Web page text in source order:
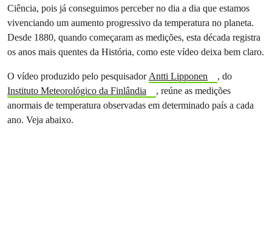
Ciência, pois já conseguimos perceber no dia a dia que estamos
vivenciando um aumento progressivo da temperatura no planeta.
Desde 1880, quando começaram as medições, esta década registra
os anos mais quentes da História, como este vídeo deixa bem claro.
O vídeo produzido pelo pesquisadorAntti Lipponen
, do
Instituto Meteorológico da Finlândia
, reúne as medições
anormais de temperatura observadas em determinado país a cada
ano. Veja abaixo.